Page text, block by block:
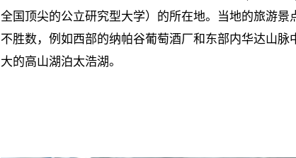
全国顶尖的公立研究型大学）的所在地。当地的旅游景
不胜数，例如西部的纳帕谷葡萄酒厂和东部内华达山脉
大的高山湖泊太浩湖。